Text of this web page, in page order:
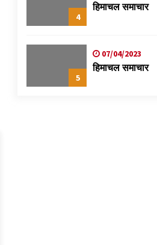
4
हिमाचल समाचार
5
07/04/2023
हिमाचल समाचार